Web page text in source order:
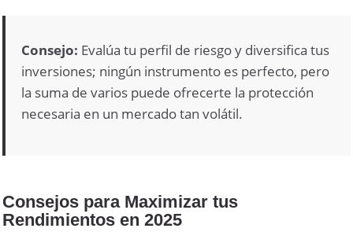
Consejo: Evalúa tu perfil de riesgo y diversifica tus
inversiones; ningún instrumento es perfecto, pero
la suma de varios puede ofrecerte la protección
necesaria en un mercado tan volátil.
Consejos para Maximizar tus
Rendimientos en 2025